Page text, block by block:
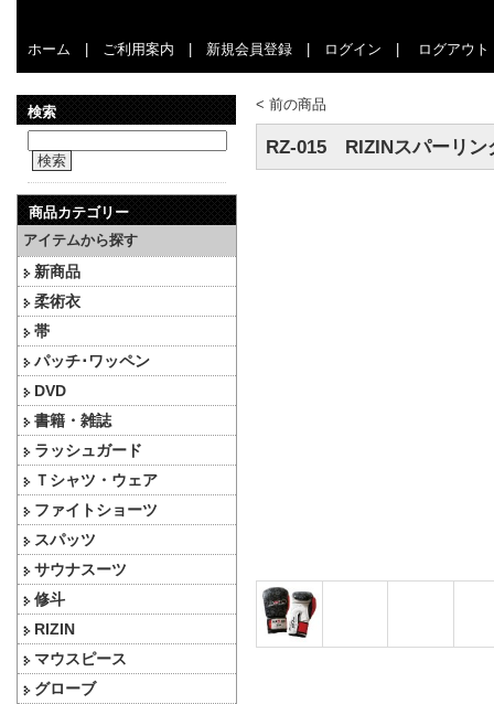
ホーム ご利用案内 新規会員登録 ログイン ログアウト
検索
検索
商品カテゴリー
アイテムから探す
新商品
柔術衣
帯
パッチ･ワッペン
DVD
書籍・雑誌
ラッシュガード
Ｔシャツ・ウェア
ファイトショーツ
スパッツ
サウナスーツ
修斗
RIZIN
マウスピース
グローブ
< 前の商品
RZ-015 RIZINスパーリ